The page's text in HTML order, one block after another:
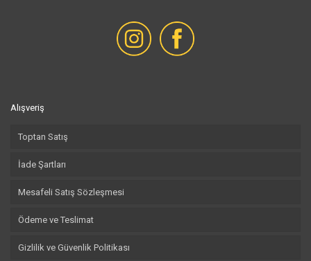
Alışveriş
Toptan Satış
İade Şartları
Mesafeli Satış Sözleşmesi
Ödeme ve Teslimat
Gizlilik ve Güvenlik Politikası